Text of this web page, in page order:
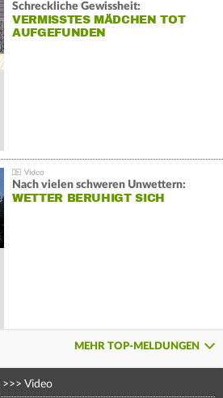
Schreckliche Gewissheit:
VERMISSTES MÄDCHEN TOT
AUFGEFUNDEN
Nach vielen schweren Unwettern:
WETTER BERUHIGT SICH
MEHR TOP-MELDUNGEN
>>> Video